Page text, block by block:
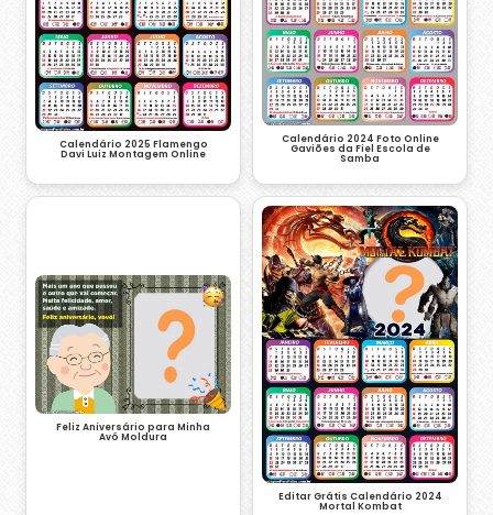
Calendário 2025 Flamengo
Davi Luiz Montagem Online
Calendário 2024 Foto Online
Gaviões da Fiel Escola de
Samba
Feliz Aniversário para Minha
Avó Moldura
Editar Grátis Calendário 2024
Mortal Kombat